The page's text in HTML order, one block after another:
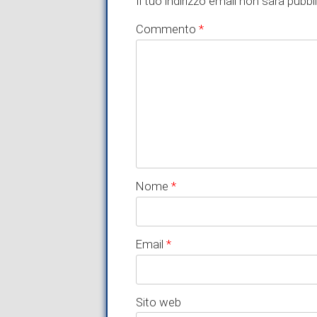
Commento *
Nome *
Email *
Sito web